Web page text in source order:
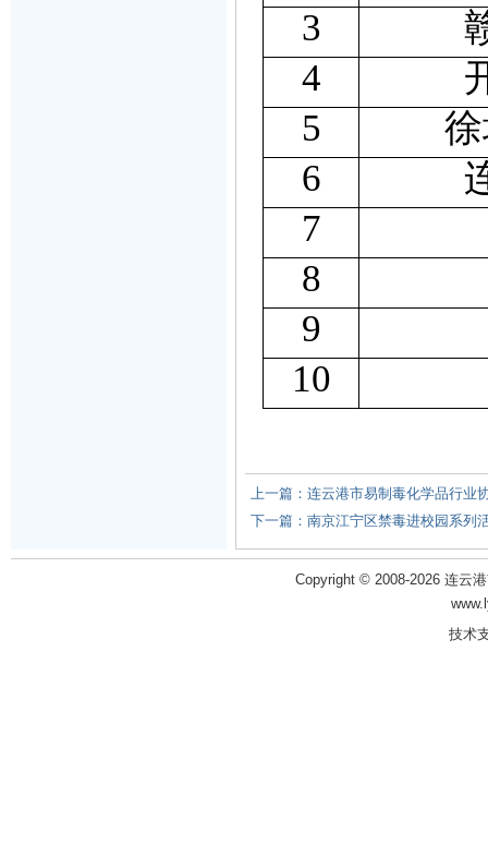
3
4
5
6
7
8
9
10
上一篇：连云港市易制毒化学品行业
下一篇：南京江宁区禁毒进校园系列
Copyright © 2008-2026 连云
技术